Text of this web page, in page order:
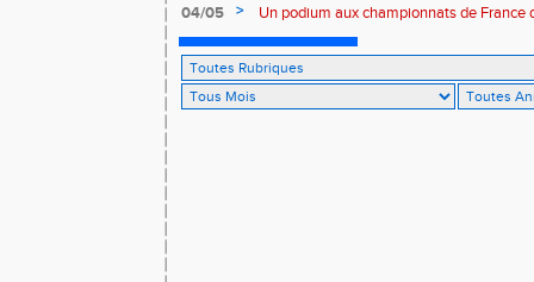
04/05
> Un podium aux championnats de France